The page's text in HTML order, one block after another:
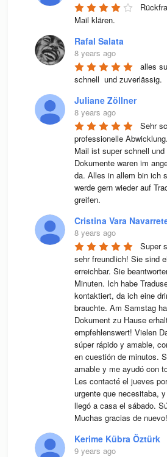
Mail klären.
Rafal Salata
8 years ago
alles
schnell  und zuverlässig.
Juliane Zöllner
8 years ago
Sehr
professionelle
Mail ist super schnell und
Dokumente waren im
da. Alles in allem bin ich
werde gern wieder auf
greifen.
Cristina Vara
8 years ago
Super
sehr freundlich! Sie sind
erreichbar. Sie
Minuten. Ich habe
kontaktiert, da ich eine
brauchte. Am Samstag
Dokument zu Hause
empfehlenswert! Vielen
súper rápido y amable,
en cuestión de minutos.
amable y me ayudó con
Les contacté el jueves
urgente que necesitaba,
llegó a casa el sábado.
Muchas gracias de nuevo!
Kerime Kübra Öztürk
9 years ago